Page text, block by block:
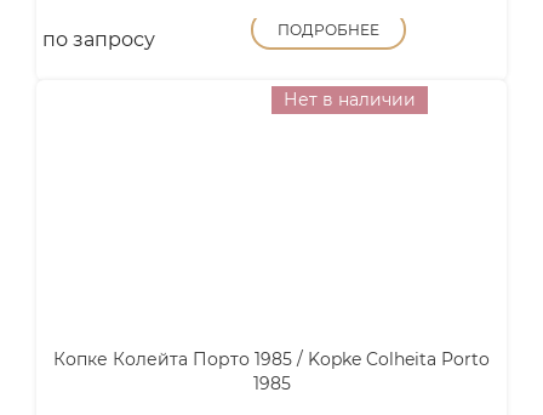
по запросу ПОДРОБНЕЕ
Нет в наличии
Копке Колейта Порто 1985 / Kopke Colheita Porto
1985